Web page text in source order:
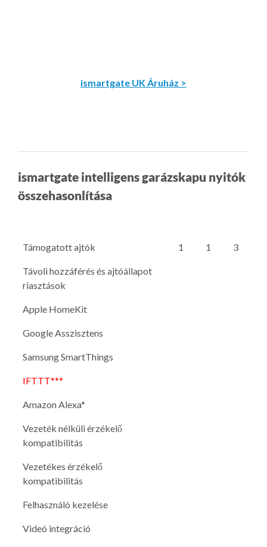
ismartgate UK Áruház >
ismartgate intelligens garázskapu nyitók
összehasonlítása
Támogatott ajtók 1 1 3
Távoli hozzáférés és ajtóállapot
riasztások
Apple HomeKit
Google Asszisztens
Samsung SmartThings
IFTTT***
Amazon Alexa*
Vezeték nélküli érzékelő
kompatibilitás
Vezetékes érzékelő
kompatibilitás
Felhasználó kezelése
Videó integráció